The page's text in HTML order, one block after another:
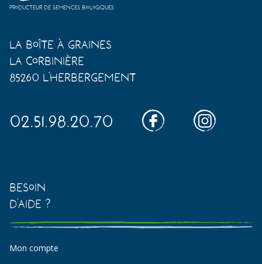
Producteur de semences biologiques
La Boîte à Graines
La Corbinière
85260 L'Herbergement
02.51.98.20.70
Besoin
d'aide ?
Mon compte